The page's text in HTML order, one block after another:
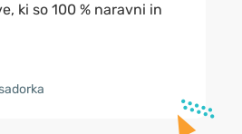
ki so 100 % naravni in